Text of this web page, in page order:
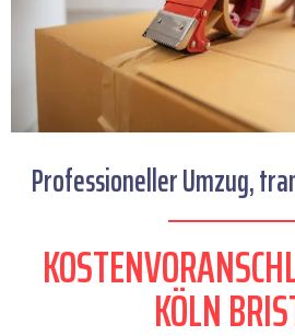
Professioneller Umzug,
KÖLN